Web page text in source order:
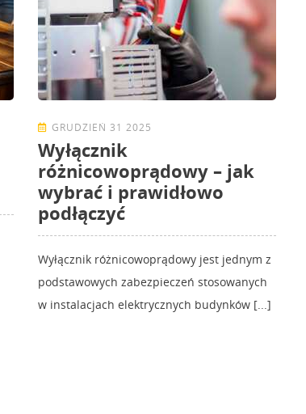
GRUDZIEŃ 31 2025
Wyłącznik
różnicowoprądowy – jak
wybrać i prawidłowo
podłączyć
Wyłącznik różnicowoprądowy jest jednym z
podstawowych zabezpieczeń stosowanych
w instalacjach elektrycznych budynków [...]